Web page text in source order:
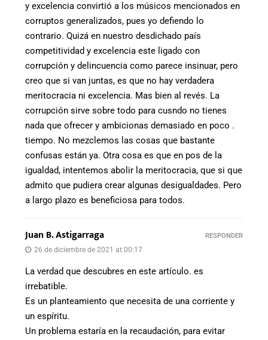
y excelencia convirtió a los músicos mencionados en
corruptos generalizados, pues yo defiendo lo
contrario. Quizá en nuestro desdichado país
competitividad y excelencia este ligado con
corrupción y delincuencia como parece insinuar, pero
creo que si van juntas, es que no hay verdadera
meritocracia ni excelencia. Mas bien al revés. La
corrupción sirve sobre todo para cusndo no tienes
nada que ofrecer y ambicionas demasiado en poco .
tiempo. No mezclemos las cosas que bastante
confusas están ya. Otra cosa es que en pos de la
igualdad, intentemos abolir la meritocracia, que si que
admito que pudiera crear algunas desigualdades. Pero
a largo plazo es beneficiosa para todos.
Juan B. Astigarraga
26 de diciembre de 2021 at 00:17
La verdad que descubres en este artículo. es
irrebatible.
Es un planteamiento que necesita de una corriente y
un espíritu.
Un problema estaría en la recaudación, para evitar
RESPONDER